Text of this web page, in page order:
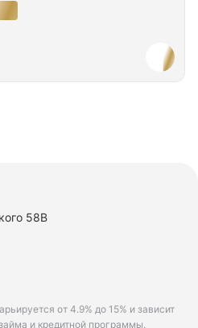
58В
от 4.9% до 15% и зависит
и кредитной программы.